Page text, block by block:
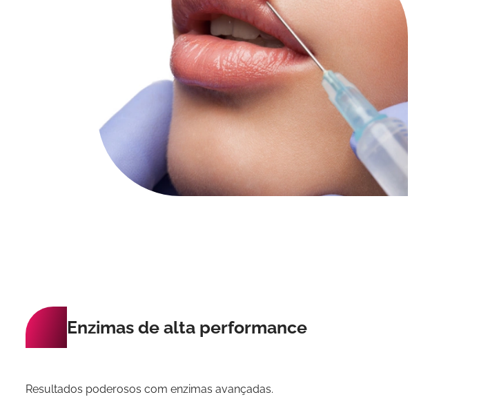
Enzimas de alta performance
Resultados poderosos com enzimas avançadas.